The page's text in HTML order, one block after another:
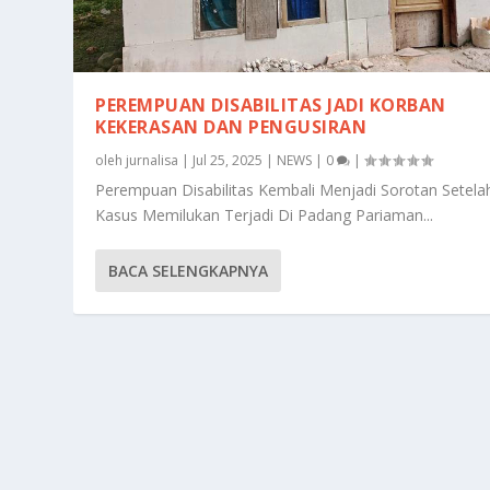
PEREMPUAN DISABILITAS JADI KORBAN
KEKERASAN DAN PENGUSIRAN
oleh jurnalisa | Jul 25, 2025 | NEWS | 0 |
Perempuan Disabilitas Kembali Menjadi Sorotan
Kasus Memilukan Terjadi Di Padang Pariaman...
BACA SELENGKAPNYA